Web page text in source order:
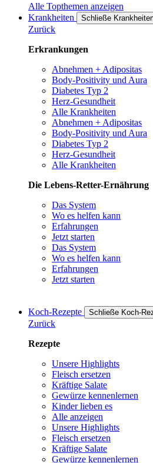
Alle Topthemen anzeigen
Krankheiten
Schließe
Zurück
Erkrankungen
Abnehmen + Adipositas
Body-Positivity und Aura
Diabetes Typ 2
Herz-Gesundheit
Alle Krankheiten
Abnehmen + Adipositas
Body-Positivity und Aura
Diabetes Typ 2
Herz-Gesundheit
Alle Krankheiten
Die Lebens-Retter-Ernährung
Das System
Wo es helfen kann
Erfahrungen
Jetzt starten
Das System
Wo es helfen kann
Erfahrungen
Jetzt starten
Koch-Rezepte Schließe Koch-
Zurück
Rezepte
Unsere Highlights
Fleisch ersetzen
Kräftige Salate
Gewürze kennenlernen
Kinder lieben es
Alle anzeigen
Unsere Highlights
Fleisch ersetzen
Kräftige Salate
Gewürze kennenlernen